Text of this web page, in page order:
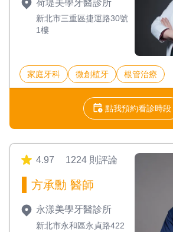
荷堤美學牙醫診所
新北市三重區捷運路30號
1樓
家庭牙科 微創植牙 根管治療
點我預約看診時段
4.97 1224 則評論
方承勳 醫師
永漾美學牙醫診所
新北市永和區永貞路422